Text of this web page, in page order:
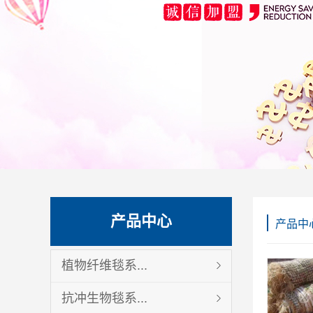
产品中心
植物纤维毯系...
抗冲生物毯系...
产品中